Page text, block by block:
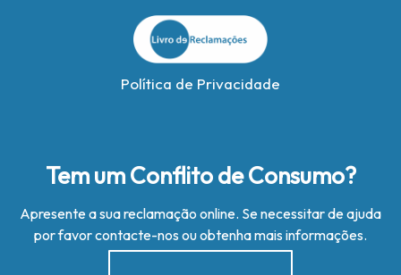
Política de Privacidade
Tem um Conflito de Consumo?
Apresente a sua reclamação online. Se necessitar de ajuda
por favor contacte-nos ou obtenha mais informações.